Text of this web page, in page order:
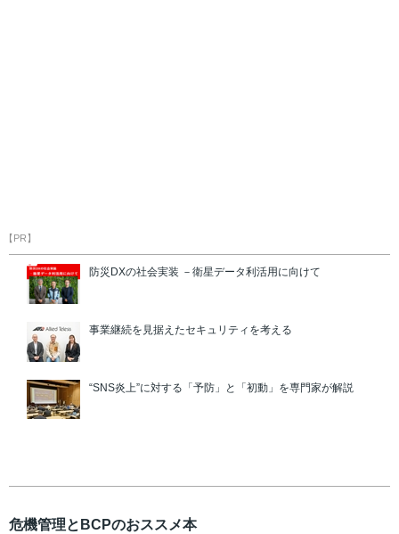
【PR】
防災DXの社会実装 －衛星データ利活用に向けて
事業継続を見据えたセキュリティを考える
“SNS炎上”に対する「予防」と「初動」を専門家が解説
危機管理とBCPのおススメ本